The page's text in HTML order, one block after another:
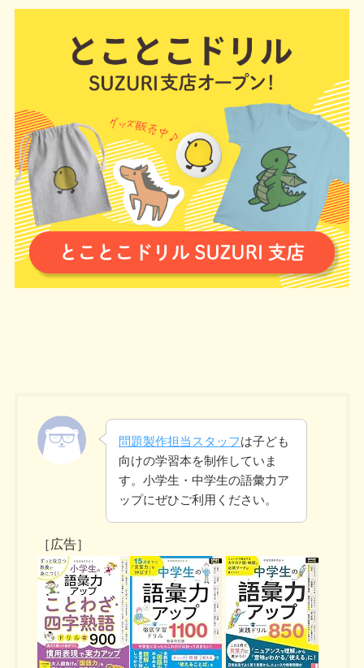
問題製作担当スタッフは子ども
向けの学習本を制作していま
す。小学生・中学生の語彙力ア
ップにぜひご利用ください。
［広告］